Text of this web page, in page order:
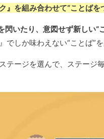
』を組み合わせて“ことば
いたり、意図せず新しい“
でしか味わえない“ことば”
テージを選んで、ステージ